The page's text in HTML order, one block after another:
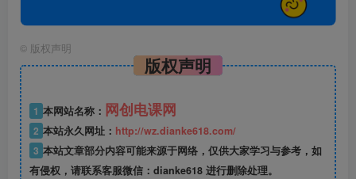
© 版权声明
版权声明
1 本网站名称： 网创电课网
2 本站永久网址： http://wz.dianke618.com/
3 本站文章部分内容可能来源于网络，仅供大家学习与参考，如
有侵权，请联系客服微信：dianke618 进行删除处理。